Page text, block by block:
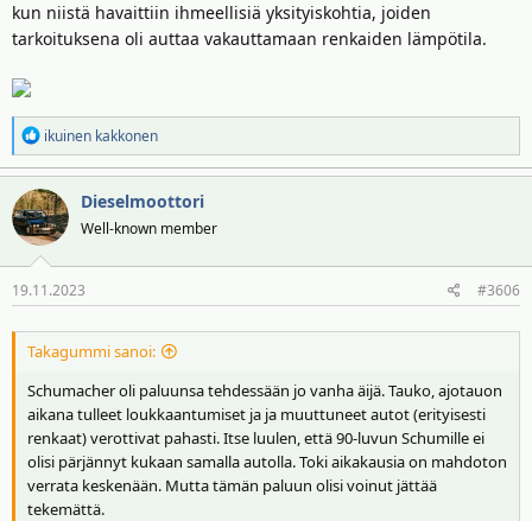
kun niistä havaittiin ihmeellisiä yksityiskohtia, joiden
tarkoituksena oli auttaa vakauttamaan renkaiden lämpötila.
R
e
a
k
t
i
o
t
ikuinen kakkonen
Dieselmoottori
Well-known member
19.11.2023 #3606
Takagummi sanoi:
Schumacher oli paluunsa tehdessään jo vanha äijä. Tauko, ajotauon
aikana tulleet loukkaantumiset ja ja muuttuneet autot (erityisesti
renkaat) verottivat pahasti. Itse luulen, että 90-luvun Schumille ei
olisi pärjännyt kukaan samalla autolla. Toki aikakausia on mahdoton
verrata keskenään. Mutta tämän paluun olisi voinut jättää
tekemättä.